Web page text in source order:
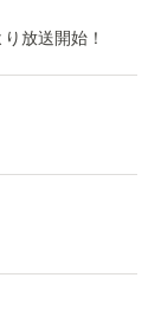
放送開始！